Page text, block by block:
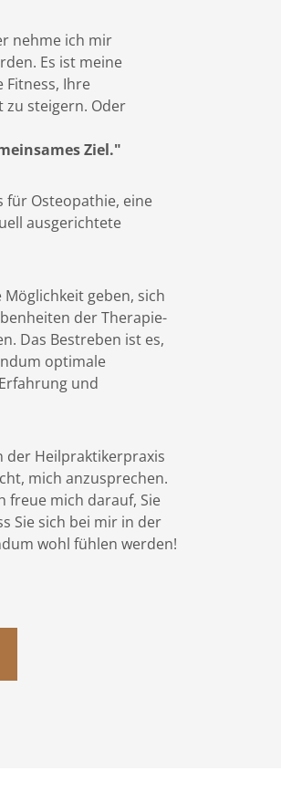
nehme ich mir
Es ist meine
Fitness, Ihre
zu steigern. Oder
Ziel."
für Osteopathie, eine
ausgerichtete
geben, sich
der Therapie-
Das Bestreben ist es,
optimale
und
der Heilpraktikerpraxis
mich anzusprechen.
freue mich darauf, Sie
Sie sich bei mir in der
wohl fühlen werden!